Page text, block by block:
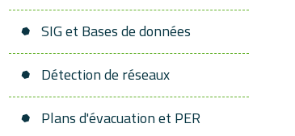
SIG et Bases de données
Détection de réseaux
Plans d'évacuation et PER